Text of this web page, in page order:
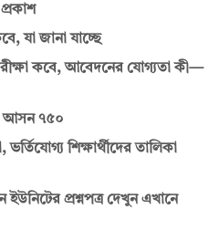
যা জানা যাচ্ছে
কবে, আবেদনের যোগ্যতা কী—
আসন ৭৫০
শিক্ষার্থীদের তালিকা
ইউনিটের প্রশ্নপত্র দেখুন এখানে